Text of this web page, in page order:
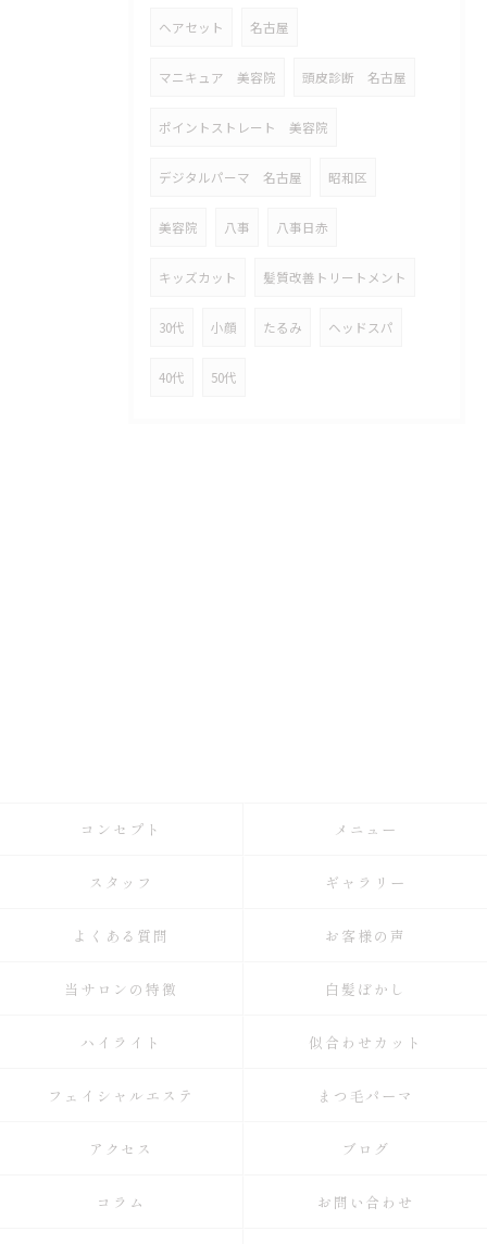
ヘアセット 名古屋
マニキュア 美容院 頭皮診断 名古屋
ポイントストレート 美容院
デジタルパーマ 名古屋 昭和区
美容院 八事 八事日赤
キッズカット 髪質改善トリートメント
30代 小顔 たるみ ヘッドスパ
40代 50代
コンセプト メニュー
スタッフ ギャラリー
よくある質問 お客様の声
当サロンの特徴 白髪ぼかし
ハイライト 似合わせカット
フェイシャルエステ まつ毛パーマ
アクセス ブログ
コラム お問い合わせ